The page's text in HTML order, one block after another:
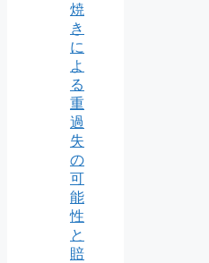
焼
き
に
よ
る
重
過
失
の
可
能
性
と
賠